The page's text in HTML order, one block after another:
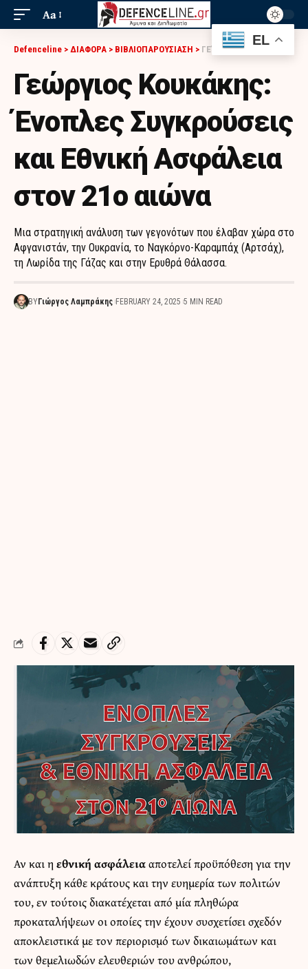
Aa
Defenceline > ΔΙΑΦΟΡΑ > ΒΙΒΛΙΟΠΑΡΟΥΣΙΑΣΗ > ΓΕΏΡΓΙΟΣ ΚΟΥΚΆΚΗΣ: ΈΝΟΠΛΕΣ ΣΥΓΚΡΟΎΣΕΙΣ ΚΑΙ ΕΘΝΙΚΉ ΑΣΦΆΛΕΙΑ ΣΤΟΝ 21Ο ΑΙΏΝΑ
Γεώργιος Κουκάκης:
Ένοπλες Συγκρούσεις
και Εθνική Ασφάλεια
στον 21ο αιώνα
Μια στρατηγική ανάλυση των γεγονότων που έλαβαν χώρα στο
Αφγανιστάν, την Ουκρανία, το Ναγκόρνο-Καραμπάχ (Αρτσάχ),
τη Λωρίδα της Γάζας και στην Ερυθρά Θάλασσα.
BY Γιώργος Λαμπράκης FEBRUARY 24, 2025 5 MIN READ
Αν και η εθνική ασφάλειααποτελεί προϋπόθεση για την
ανάπτυξη κάθε κράτους και την ευημερία των πολιτών
του, εν τούτοις διακατέχεται από μία πληθώρα
προκαταλήψεων οι οποίες την έχουν συσχετίσει σχεδόν
αποκλειστικά με τον περιορισμό των δικαιωμάτων και
των θεμελιωδών ελευθεριών του ανθρώπου,
EL